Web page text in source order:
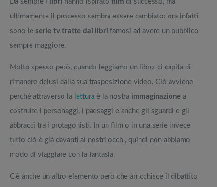
Da sempre i libri hanno ispirato film di successo, ma
ultimamente il processo sembra essere cambiato: ora infatti
sono le serie tv tratte dai libri famosi ad avere un pubblico
sempre maggiore.
Molto spesso però, quando leggiamo un libro, ci capita di
rimanere delusi dalla sua trasposizione video. Ciò avviene
perché attraverso la lettura è la nostra immaginazione a
costruire i personaggi, i paesaggi e anche gli sguardi e gli
abbracci tra i protagonisti. In un film o in una serie invece
tutto ciò è già davanti ai nostri occhi, quindi non abbiamo
modo di viaggiare con la fantasia.
C’è anche un altro elemento però che arricchisce il dibattito